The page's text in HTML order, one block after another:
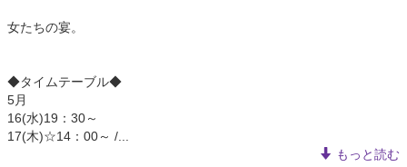
女たちの宴。
◆タイムテーブル◆
5月
16(水)19：30～
17(木)☆14：00～ /...
もっと読む